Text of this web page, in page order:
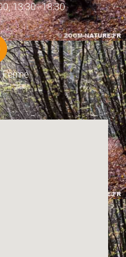
13:30–18:30